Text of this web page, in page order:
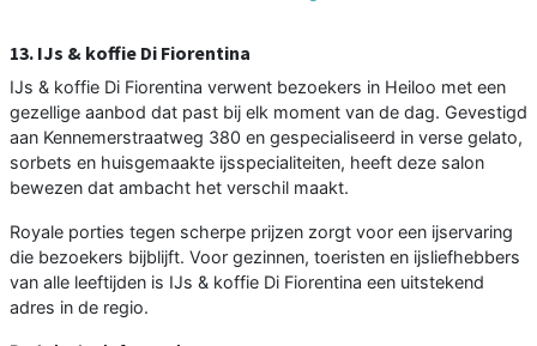
13. IJs & koffie Di Fiorentina
IJs & koffie Di Fiorentina verwent bezoekers in Heiloo met een
gezellige aanbod dat past bij elk moment van de dag. Gevestigd
aan Kennemerstraatweg 380 en gespecialiseerd in verse gelato,
sorbets en huisgemaakte ijsspecialiteiten, heeft deze salon
bewezen dat ambacht het verschil maakt.
Royale porties tegen scherpe prijzen zorgt voor een ijservaring
die bezoekers bijblijft. Voor gezinnen, toeristen en ijsliefhebbers
van alle leeftijden is IJs & koffie Di Fiorentina een uitstekend
adres in de regio.